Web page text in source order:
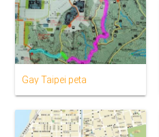
Gay Taipei peta